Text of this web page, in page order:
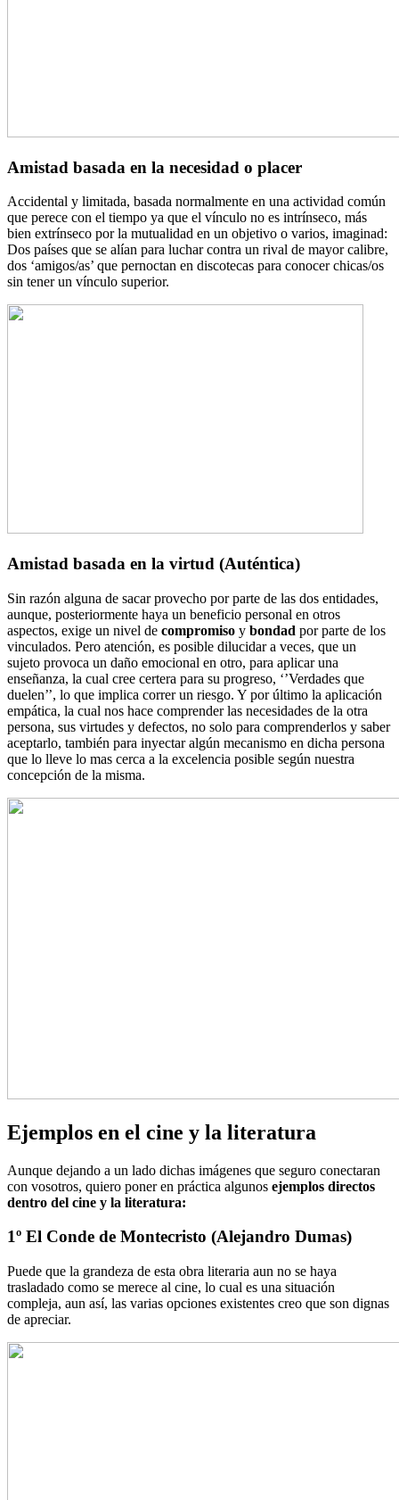
Amistad basada en la necesidad o placer
Accidental y limitada, basada normalmente en una actividad común
que perece con el tiempo ya que el vínculo no es intrínseco, más
bien extrínseco por la mutualidad en un objetivo o varios, imaginad:
Dos países que se alían para luchar contra un rival de mayor calibre,
dos ‘amigos/as’ que pernoctan en discotecas para conocer chicas/os
sin tener un vínculo superior.
Amistad basada en la virtud (Auténtica)
Sin razón alguna de sacar provecho por parte de las dos entidades,
aunque, posteriormente haya un beneficio personal en otros
aspectos, exige un nivel de compromiso y bondad por parte de los
vinculados. Pero atención, es posible dilucidar a veces, que un
sujeto provoca un daño emocional en otro, para aplicar una
enseñanza, la cual cree certera para su progreso, ‘’Verdades que
duelen’’, lo que implica correr un riesgo. Y por último la aplicación
empática, la cual nos hace comprender las necesidades de la otra
persona, sus virtudes y defectos, no solo para comprenderlos y saber
aceptarlo, también para inyectar algún mecanismo en dicha persona
que lo lleve lo mas cerca a la excelencia posible según nuestra
concepción de la misma.
Ejemplos en el cine y la literatura
Aunque dejando a un lado dichas imágenes que seguro conectaran
con vosotros, quiero poner en práctica algunos ejemplos directos
dentro del cine y la literatura:
1º El Conde de Montecristo (Alejandro Dumas)
Puede que la grandeza de esta obra literaria aun no se haya
trasladado como se merece al cine, lo cual es una situación
compleja, aun así, las varias opciones existentes creo que son dignas
de apreciar.